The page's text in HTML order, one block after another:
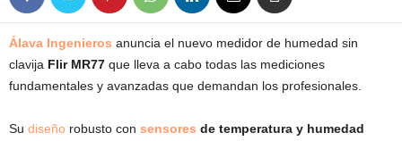
Álava Ingenieros anuncia el nuevo medidor de humedad sin
clavija Flir MR77 que lleva a cabo todas las mediciones
fundamentales y avanzadas que demandan los profesionales.
Su diseño robusto con sensores de temperatura y humedad